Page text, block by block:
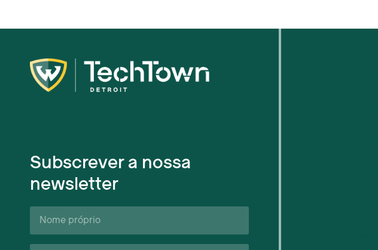
Subscrever a nossa
newsletter
Nome
próprio*